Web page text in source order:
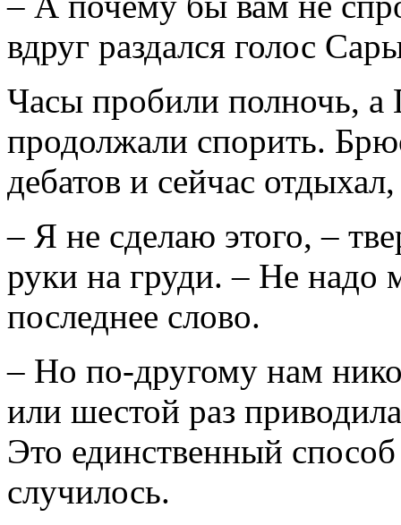
вдруг раздался голос
Часы пробили полночь,
продолжали спорить.
дебатов и сейчас
– Я не сделаю этого, –
руки на груди. – Не надо
последнее слово.
– Но по-другому нам
или шестой раз
Это единственный
случилось.